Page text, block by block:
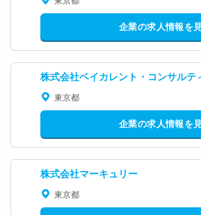
企業の求人情報を
株式会社ベイカレント・コンサルテ
東京都
企業の求人情報を
株式会社マーキュリー
東京都